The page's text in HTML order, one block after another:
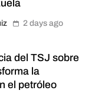
2 days ago
del TSJ sobre
la
el petróleo